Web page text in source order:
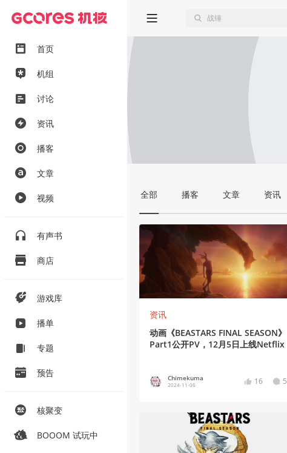
首页
机组
讨论
资讯
播客
文章
视频
有声书
商店
游戏库
播单
专题
预告
核聚变
BOOOM 试玩中
全部 播客 文章 资讯
资讯
动画《BEASTARS FINAL SEASON》
Part1公开PV，12月5日上线Netflix
Chimekuma
2024-11-06 16 5